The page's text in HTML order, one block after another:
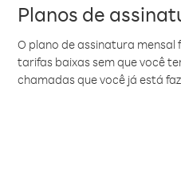
Planos de
O plano de assinatura
tarifas baixas sem que você
chamadas que você já está